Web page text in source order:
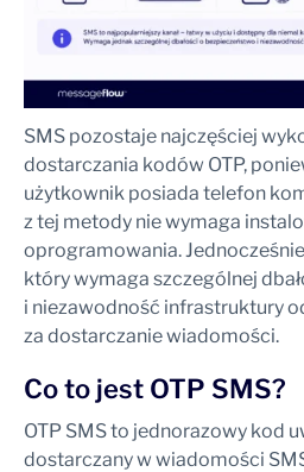
SMS pozostaje najczęściej
dostarczania kodów OTP,
użytkownik posiada telefon
z tej metody nie wymaga
oprogramowania. Jednocześnie
który wymaga szczególnej
i niezawodność infrastruktury
za dostarczanie wiadomości.
Co to jest OTP SMS?
OTP SMS to jednorazowy kod
dostarczany w wiadomości